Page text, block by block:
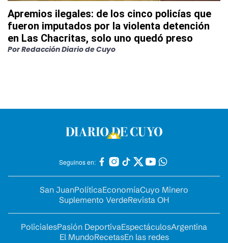
Apremios ilegales: de los cinco policías que
fueron imputados por la violenta detención
en Las Chacritas, solo uno quedó preso
PorRedacción Diario de Cuyo
Seguinos en:
San JuanPolíticaEconomíaCuyo Minero
Suplemento VerdeRevista OH
PolicialesPasión DeportivaEspectáculosArgentina
El MundoRecetasEn las redes